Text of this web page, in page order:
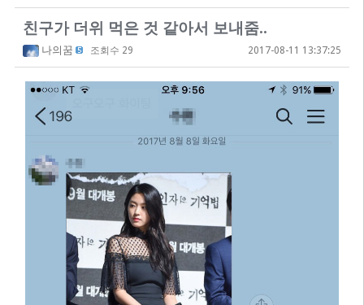
친구가 더위 먹은 것 같아서 보내줌..
나의꿈 조회수 29 2017-08-11 13:37:25